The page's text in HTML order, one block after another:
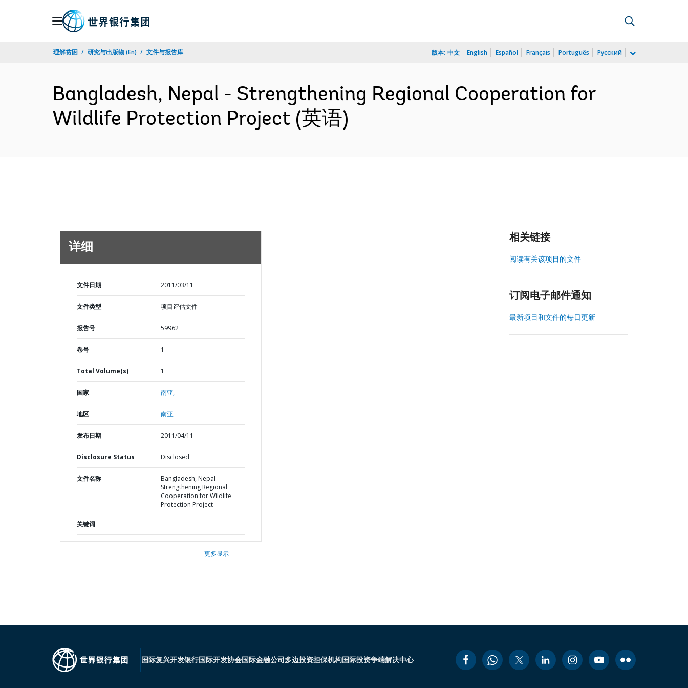
理解贫困 研究与出版物 (En) 文件与报告库 版本: 中文 English Español Français Português Русский
Bangladesh, Nepal - Strengthening Regional Cooperation for
Wildlife Protection Project (英语)
详细
文件日期 2011/03/11
文件类型 项目评估文件
报告号 59962
卷号 1
Total Volume(s) 1
国家 南亚,
地区 南亚,
发布日期 2011/04/11
Disclosure Status Disclosed
文件名称
Bangladesh, Nepal -
Strengthening Regional
Cooperation for Wildlife
Protection Project
关键词
更多显示
相关链接
阅读有关该项目的文件
订阅电子邮件通知
最新项目和文件的每日更新
国际复兴开发银行国际开发协会国际金融公司多边投资担保机构国际投资争端解决中心